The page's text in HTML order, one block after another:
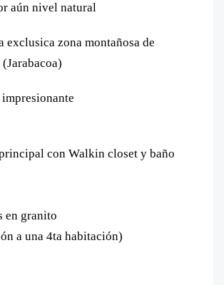
aún nivel natural
exclusica zona montañosa de
con Walkin closet y baño
en granito
a una 4ta habitación)